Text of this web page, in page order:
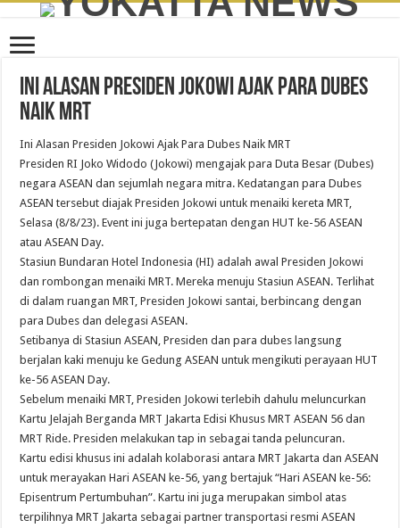
Ini Alasan Presiden Jokowi Ajak Para Dubes
Naik MRT
Ini Alasan Presiden Jokowi Ajak Para Dubes Naik MRT
Presiden RI Joko Widodo (Jokowi) mengajak para Duta Besar (Dubes)
negara ASEAN dan sejumlah negara mitra. Kedatangan para Dubes
ASEAN tersebut diajak Presiden Jokowi untuk menaiki kereta MRT,
Selasa (8/8/23). Event ini juga bertepatan dengan HUT ke-56 ASEAN
atau ASEAN Day.
Stasiun Bundaran Hotel Indonesia (HI) adalah awal Presiden Jokowi
dan rombongan menaiki MRT. Mereka menuju Stasiun ASEAN. Terlihat
di dalam ruangan MRT, Presiden Jokowi santai, berbincang dengan
para Dubes dan delegasi ASEAN.
Setibanya di Stasiun ASEAN, Presiden dan para dubes langsung
berjalan kaki menuju ke Gedung ASEAN untuk mengikuti perayaan HUT
ke-56 ASEAN Day.
Sebelum menaiki MRT, Presiden Jokowi terlebih dahulu meluncurkan
Kartu Jelajah Berganda MRT Jakarta Edisi Khusus MRT ASEAN 56 dan
MRT Ride. Presiden melakukan tap in sebagai tanda peluncuran.
Kartu edisi khusus ini adalah kolaborasi antara MRT Jakarta dan ASEAN
untuk merayakan Hari ASEAN ke-56, yang bertajuk “Hari ASEAN ke-56:
Episentrum Pertumbuhan”. Kartu ini juga merupakan simbol atas
terpilihnya MRT Jakarta sebagai partner transportasi resmi ASEAN